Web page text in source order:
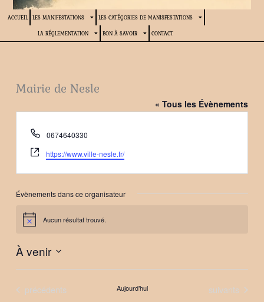
ACCUEIL LES MANIFESTATIONS LES CATÉGORIES DE MANISFESTATIONS
LA RÉGLEMENTATION BON À SAVOIR CONTACT
Mairie de Nesle
« Tous les Évènements
Téléphone
0674640330
Site
web
https://www.ville-nesle.fr/
Évènements dans ce organisateur
Notice Aucun résultat trouvé.
À venir
Sélectionnez
date.Évènements
précédents Aujourd’hui Évènements
suivants